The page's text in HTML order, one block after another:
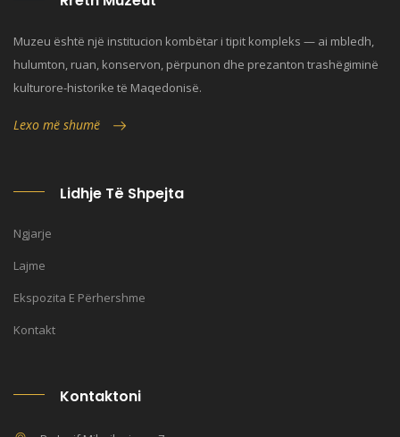
Muzeu është një institucion kombëtar i tipit kompleks — ai mbledh,
hulumton, ruan, konservon, përpunon dhe prezanton trashëgiminë
kulturore-historike të Maqedonisë.
Lexo më shumë
Lidhje Të Shpejta
Ngjarje
Lajme
Ekspozita E Përhershme
Kontakt
Kontaktoni